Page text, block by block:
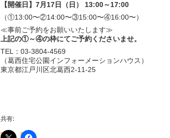
【開催日】7月17日（日） 13:00～17:00
（①13:00〜②14:00〜③15:00〜④16:00〜）
≪事前ご予約をお願いいたします≫
上記の①～④の枠にてご予約くださいませ。
TEL：03-3804-4569
（葛西住宅公園インフォーメーションハウス）
東京都江戸川区北葛西2-11-25
共有: